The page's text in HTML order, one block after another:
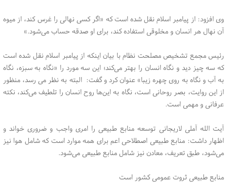
وی افزود: از پیامبر اسلام نقل شده است که «اگر کسی نهالی را غرس کند، از میوه
آن نهال هر انسان و مخلوقی استفاده کند، برای او صدقه حساب می‌شود.»
رئیس مجمع تشخیص مصلحت نظام با بیان اینکه از پیامبر اسلام نقل شده است
که سه چیز دید و نگاه انسان را بهتر می‌کند؛ این سه مورد را «نگاه به سبزه، نگاه
به آب و نگاه به روی چهره زیبا» عنوان کرد و گفت: البته به نظر می رسد، منظور
از این روایت، بصر روحانی است، نگاه به این‌ها روح انسان را تلطیف می‌کند، نکته
عرفانی و مهمی است.
آیت الله آملی لاریجانی توسعه منابع طبیعی را امری واجب و ضروری خواند و
اظهار داشت: منابع طبیعی اصطلاحی اعم برای همه موارد است که شامل هوا نیز
می‌شود، طبق تعریف، معادن نیز شامل منابع طبیعی می‌شود.
منابع طبیعی ثروت عمومی کشور است